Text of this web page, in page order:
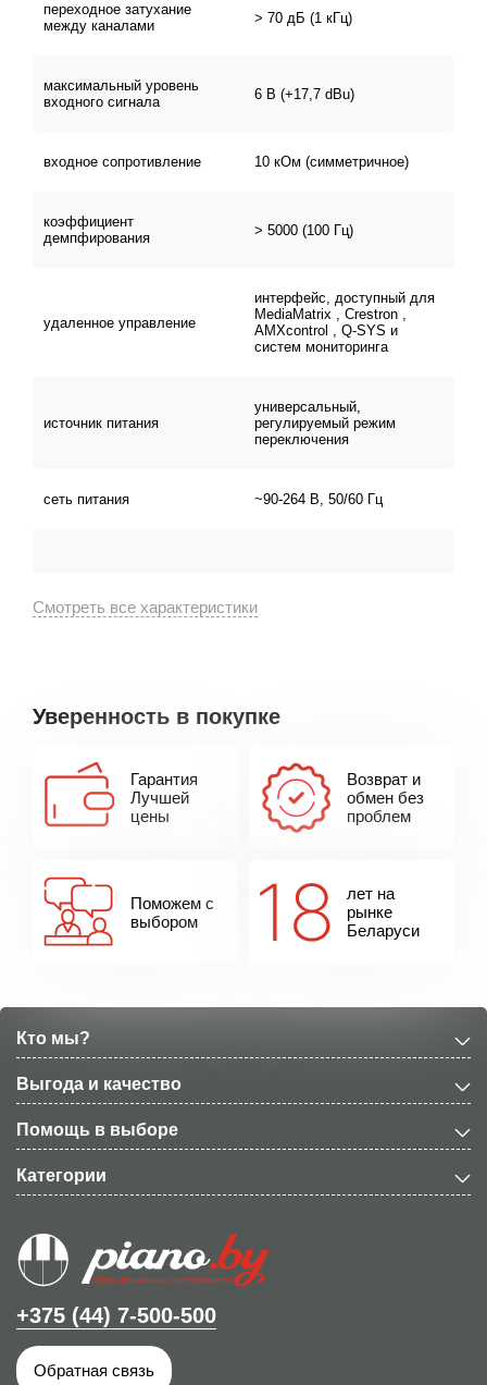
переходное затухание
между каналами
> 70 дБ (1 кГц)
максимальный уровень
входного сигнала
6 В (+17,7 dBu)
входное сопротивление 10 кОм (симметричное)
коэффициент
демпфирования
> 5000 (100 Гц)
удаленное управление
интерфейс, доступный для
MediaMatrix , Crestron ,
AMXcontrol , Q-SYS и
систем мониторинга
источник питания
универсальный,
регулируемый режим
переключения
сеть питания ~90-264 В, 50/60 Гц
Уверенность в покупке
Гарантия
Лучшей
цены
Возврат и
обмен без
проблем
Поможем с
выбором
лет на
рынке
Беларуси
Кто мы?
Выгода и качество
Помощь в выборе
Категории
+375 (44) 7-500-500
Обратная связь